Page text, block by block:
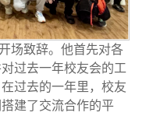
场致辞。他首先对各
过去一年校友会的工
过去的一年里，校友
建了交流合作的平